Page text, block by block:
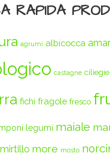
RAPIDA
agrumi albicocca
castagne ciliegie
fichi fragole fresco
legumi maiale
mirtillo more mosto